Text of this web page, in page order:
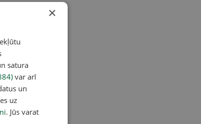
×
satura
var arī
un
uz
. Jūs varat